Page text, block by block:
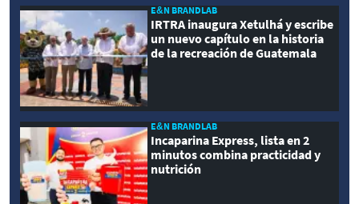
E&N BRANDLAB
IRTRA inaugura Xetulhá y escribe
un nuevo capítulo en la historia
de la recreación de Guatemala
E&N BRANDLAB
Incaparina Express, lista en 2
minutos combina practicidad y
nutrición